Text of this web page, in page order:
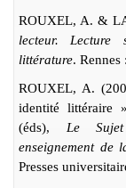
ROUXEL, A. &
lecteur. Lecture
littérature. Rennes
ROUXEL, A.
identité littéraire
(éds), Le
enseignement de
Presses